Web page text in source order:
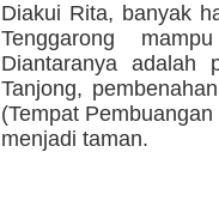
Diakui Rita, banyak
Tenggarong
Diantaranya adalah
Tanjong,
(Tempat
menjadi taman.